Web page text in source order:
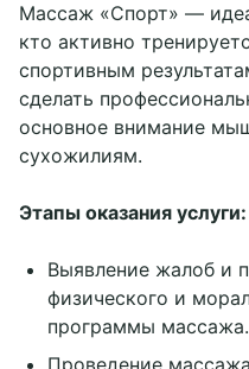
Массаж «Спорт» —
кто активно
спортивным
сделать
основное внимание
сухожилиям.
Этапы оказания услуги:
Выявление жалоб и
физического и
программы массажа.
Проведение
Принять все
Настройки cookies
Москва, Тульская
Ярославль